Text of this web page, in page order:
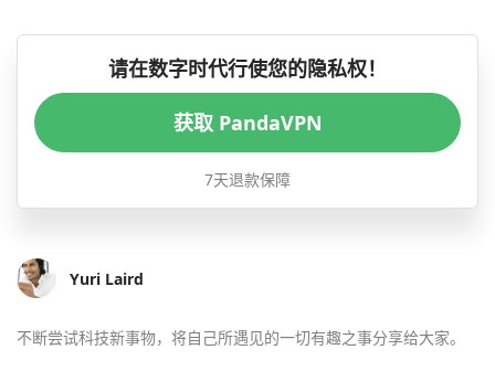
请在数字时代行使您的隐私权！
获取 PandaVPN
7天退款保障
Yuri Laird
不断尝试科技新事物，将自己所遇见的一切有趣之事分享给大家。